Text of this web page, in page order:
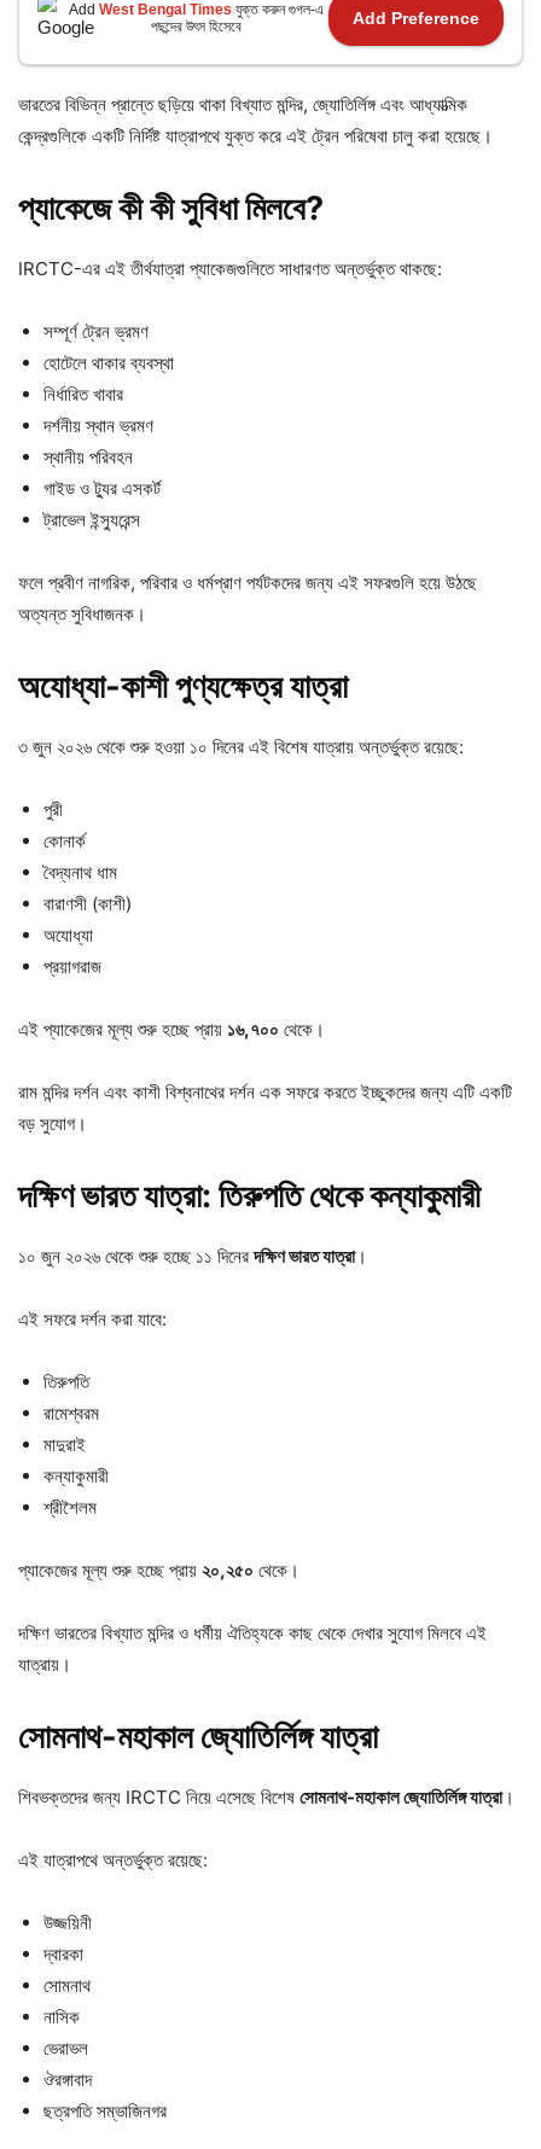
Add West Bengal Times যুক্ত করুন গুগল-এ
পছন্দের উৎস হিসেবে
Add Preference
ভারতের বিভিন্ন প্রান্তে ছড়িয়ে থাকা বিখ্যাত মন্দির, জ্যোতির্লিঙ্গ এবং আধ্যাত্মিক
কেন্দ্রগুলিকে একটি নির্দিষ্ট যাত্রাপথে যুক্ত করে এই ট্রেন পরিষেবা চালু করা হয়েছে।
প্যাকেজেকীকীসুবিধামিলবে?
IRCTC-এর এই তীর্থযাত্রা প্যাকেজগুলিতে সাধারণত অন্তর্ভুক্ত থাকছে:
সম্পূর্ণ ট্রেন ভ্রমণ
হোটেলে থাকার ব্যবস্থা
নির্ধারিত খাবার
দর্শনীয় স্থান ভ্রমণ
স্থানীয় পরিবহন
গাইড ও ট্যুর এসকর্ট
ট্রাভেল ইন্স্যুরেন্স
ফলে প্রবীণ নাগরিক, পরিবার ও ধর্মপ্রাণ পর্যটকদের জন্য এই সফরগুলি হয়ে উঠছে
অত্যন্ত সুবিধাজনক।
অযোধ্যা-কাশীপুণ্যক্ষেত্রযাত্রা
৩ জুন ২০২৬ থেকে শুরু হওয়া ১০ দিনের এই বিশেষ যাত্রায় অন্তর্ভুক্ত রয়েছে:
পুরী
কোনার্ক
বৈদ্যনাথ ধাম
বারাণসী (কাশী)
অযোধ্যা
প্রয়াগরাজ
এই প্যাকেজের মূল্য শুরু হচ্ছে প্রায় ১৬,৭০০ থেকে।
রাম মন্দির দর্শন এবং কাশী বিশ্বনাথের দর্শন এক সফরে করতে ইচ্ছুকদের জন্য এটি একটি
বড় সুযোগ।
দক্ষিণভারতযাত্রা: তিরুপতিথেকেকন্যাকুমারী
১০ জুন ২০২৬ থেকে শুরু হচ্ছে ১১ দিনেরদক্ষিণভারতযাত্রা।
এই সফরে দর্শন করা যাবে:
তিরুপতি
রামেশ্বরম
মাদুরাই
কন্যাকুমারী
শ্রীশৈলম
প্যাকেজের মূল্য শুরু হচ্ছে প্রায় ২০,২৫০ থেকে।
দক্ষিণ ভারতের বিখ্যাত মন্দির ও ধর্মীয় ঐতিহ্যকে কাছ থেকে দেখার সুযোগ মিলবে এই
যাত্রায়।
সোমনাথ-মহাকালজ্যোতির্লিঙ্গযাত্রা
শিবভক্তদের জন্য IRCTC নিয়ে এসেছে বিশেষ সোমনাথ-মহাকালজ্যোতির্লিঙ্গযাত্রা।
এই যাত্রাপথে অন্তর্ভুক্ত রয়েছে:
উজ্জয়িনী
দ্বারকা
সোমনাথ
নাসিক
ভেরাভল
ঔরঙ্গাবাদ
ছত্রপতি সম্ভাজিনগর